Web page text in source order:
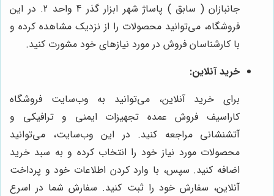
جانبازان ( سابق ) پاساژ شهر ابزار گذر 4 واحد 2. در این
فروشگاه، می‌توانید محصولات را از نزدیک مشاهده کرده و
با کارشناسان فروش در مورد نیازهای خود مشورت کنید.
خرید آنلاین:
برای خرید آنلاین، می‌توانید به وب‌سایت فروشگاه
کاراسیف فروش عمده تجهیزات ایمنی و ترافیکی و
آتشنشانی مراجعه کنید. در این وب‌سایت، می‌توانید
محصولات مورد نیاز خود را انتخاب کرده و به سبد خرید
اضافه کنید. سپس، با وارد کردن اطلاعات خود و پرداخت
آنلاین، سفارش خود را ثبت کنید. سفارش شما در اسرع